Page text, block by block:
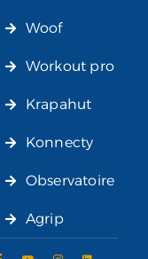
Woof
Workout pro
Krapahut
Konnecty
Observatoire
Agrip